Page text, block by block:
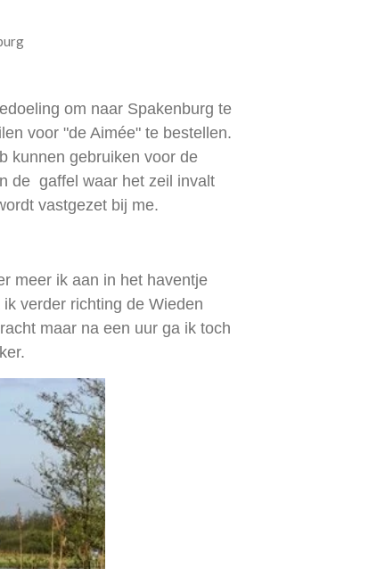
om naar Spakenburg te
voor "de Aimée" te bestellen.
kunnen gebruiken voor de
de gaffel waar het zeil invalt
vastgezet bij me.
meer ik aan in het haventje
verder richting de Wieden
maar na een uur ga ik toch